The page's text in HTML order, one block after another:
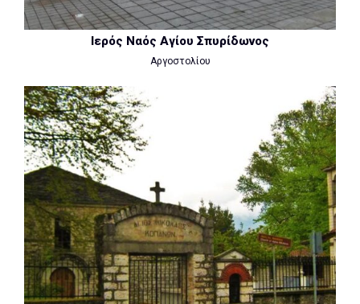
Ιερός Ναός Αγίου Σπυρίδωνος
Αργοστολίου